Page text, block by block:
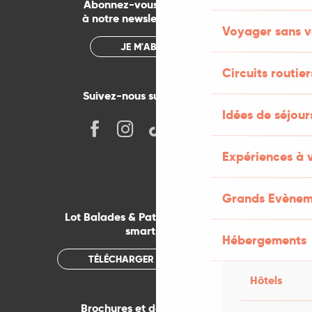
Voyager sans
Circuits
Idées de
Expériences à
Grands
Hébergements
Hôtels
Abonnez-vous gratuitement
à notre newsletter mensuelle
JE M'ABONNE
Suivez-nous sur les réseaux !
Lot Balades & Patrimoines sur votre
smartphone
TÉLÉCHARGER L'APPLICATION
Brochures et documentations